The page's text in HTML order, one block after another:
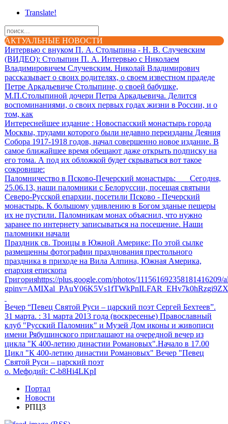
Translate!
АКТУАЛЬНЫЕ НОВОСТИ
Интервью с внуком П. А. Столыпина - Н. В. Случевским
(ВИДЕО): Столыпин П. А. Интервью с Николаем
Владимировичем Случевским. Николай Владимирович
рассказывает о своих родителях, о своем известном прадеде
Петре Аркадьевиче Столыпине, о своей бабушке,
М.П.Столыпиной дочери Петра Аркадьевича. Делится
воспоминаниями, о своих первых годах жизни в России, и о
том, как
Интереснейшее издание : Новоспасский монастырь города
Москвы, трудами которого были недавно переизданы Деяния
Собора 1917-1918 годов, начал совершенно новое издание. В
самое ближайшее время обещают даже открыть подписку на
его тома. А под их обложкой будет скрываться вот такое
сокровище:
Паломничество в Псково-Печерский монастырь: Сегодня,
25.06.13, наши паломники с Белоруссии, посещая святыни
Северо-Русской епархии, посетили Псково - Печерский
монастырь. К большому удивлению в Богом зданые пещеры
их не пустили. Паломникам монах объяснил, что нужно
заранее по интернету записываться на посещение. Наши
паломники начали
Праздник св. Троицы в Южной Америке: По этой сылке
размещенны фотографии празднования престольного
праздника в приходе на Вила Алпина, Южная Америка,
епархия епископа
Григорияhttps://plus.google.com/photos/111561692358181416209/
Вечер “Певец Святой Руси – царский поэт Сергей Бехтеев”.
31 марта. : 31 марта 2013 года (воскресенье) Православный
клуб "Русский Паломник" и Музей Дом иконы и живописи
имени Рябушинского приглашают на очередной вечер из
цикла "К 400-летию династии Романовых".Начало в 17.00
Цикл "К 400-летию династии Романовых" Вечер "Певец
Святой Руси – царский поэт
о. Мефодий: C-b8Hi4LKpI
Портал
Новости
РПЦЗ